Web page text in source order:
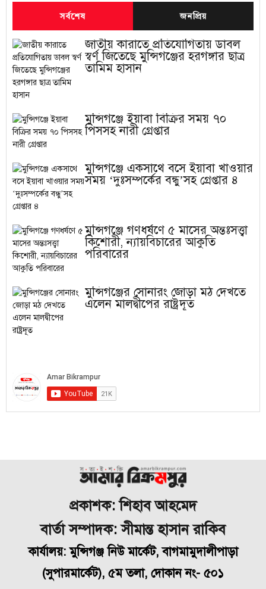
সর্বশেষ জনপ্রিয়
জাতীয় কারাতে প্রতিযোগিতায় ডাবল
স্বর্ণ জিতেছে মুন্সিগঞ্জের হরগঙ্গার ছাত্র
তামিম হাসান
মুন্সিগঞ্জে ইয়াবা বিক্রির সময় ৭০
পিসসহ নারী গ্রেপ্তার
মুন্সিগঞ্জে একসাথে বসে ইয়াবা খাওয়ার
সময় ‘দুঃসম্পর্কের বন্ধু’সহ গ্রেপ্তার ৪
মুন্সিগঞ্জে গণধর্ষণে ৫ মাসের অন্তঃসত্ত্বা
কিশোরী, ন্যায়বিচারের আকুতি
পরিবারের
মুন্সিগঞ্জের সোনারং জোড়া মঠ দেখতে
এলেন মালদ্বীপের রাষ্ট্রদূত
প্রকাশক: শিহাব আহমেদ
বার্তা সম্পাদক: সীমান্ত হাসান রাকিব
কার্যালয়: মুন্সিগঞ্জ নিউ মার্কেট, বাগমামুদালীপাড়া
(সুপারমার্কেট), ৫ম তলা, দোকান নং- ৫০১